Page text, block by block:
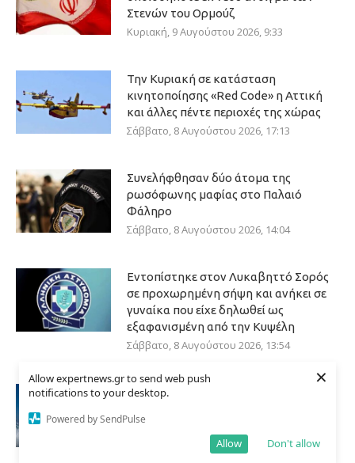
Allow expertnews.gr to send web push
notifications to your desktop.
Powered by SendPulse
Don't allow
Allow
×
Στενών του Ορμούζ
Κυριακή, 9 Αυγούστου 2026, 9:33
Την Κυριακή σε κατάσταση
κινητοποίησης «Red Code» η Αττική
και άλλες πέντε περιοχές της χώρας
Σάββατο, 8 Αυγούστου 2026, 17:13
Συνελήφθησαν δύο άτομα της
ρωσόφωνης μαφίας στο Παλαιό
Φάληρο
Σάββατο, 8 Αυγούστου 2026, 14:04
Εντοπίστηκε στον Λυκαβηττό Σορός
σε προχωρημένη σήψη και ανήκει σε
γυναίκα που είχε δηλωθεί ως
εξαφανισμένη από την Κυψέλη
Σάββατο, 8 Αυγούστου 2026, 13:54
Συνεδρίαση Επιτροπής Εκτίμησης
και τις υψηλές θερμοκρασίες
Σάββατο, 8 Αυγούστου 2026, 13:50